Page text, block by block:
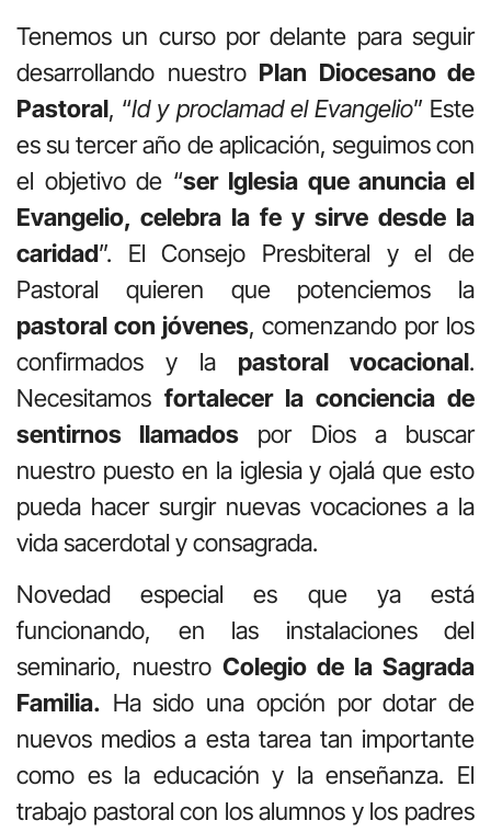
Tenemos un curso por delante para seguir
desarrollando nuestro Plan Diocesano de
Pastoral, “Id y proclamad el Evangelio” Este
es su tercer año de aplicación, seguimos con
el objetivo de “ser Iglesia que anuncia el
Evangelio, celebra la fe y sirve desde la
caridad”. El Consejo Presbiteral y el de
Pastoral quieren que potenciemos la
pastoral con jóvenes, comenzando por los
confirmados y la pastoral vocacional.
Necesitamos fortalecer la conciencia de
sentirnos llamados por Dios a buscar
nuestro puesto en la iglesia y ojalá que esto
pueda hacer surgir nuevas vocaciones a la
vida sacerdotal y consagrada.
Novedad especial es que ya está
funcionando, en las instalaciones del
seminario, nuestro Colegio de la Sagrada
Familia. Ha sido una opción por dotar de
nuevos medios a esta tarea tan importante
como es la educación y la enseñanza. El
trabajo pastoral con los alumnos y los padres